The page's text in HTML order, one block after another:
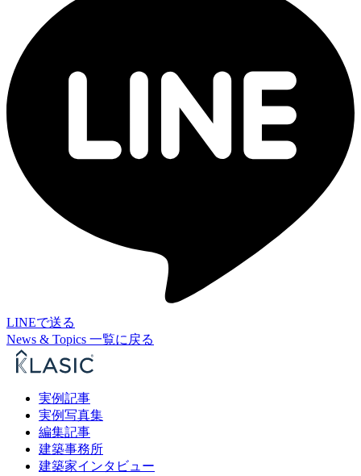
LINEで送る
News & Topics 一覧に戻る
実例記事
実例写真集
編集記事
建築事務所
建築家インタビュー